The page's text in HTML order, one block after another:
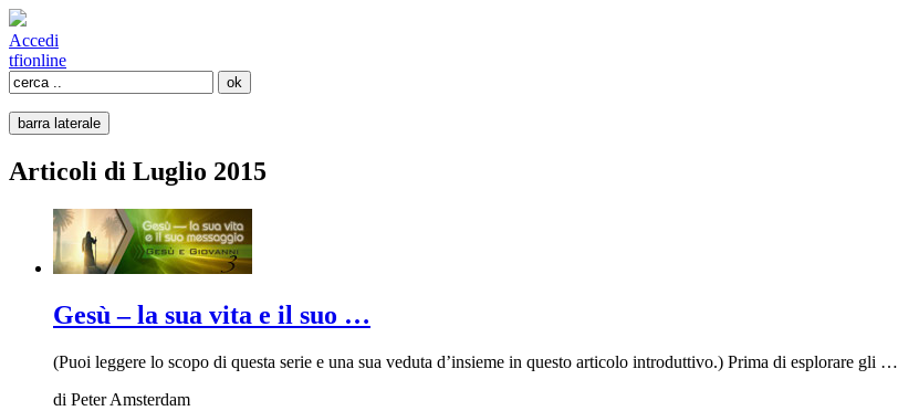
Accedi
tfionline
barra laterale
Articoli di Luglio 2015
Gesù – la sua vita e il suo …
(Puoi leggere lo scopo di questa serie e una sua veduta d’insieme in questo articolo introduttivo.) Prima di esplorare gli …
di Peter Amsterdam